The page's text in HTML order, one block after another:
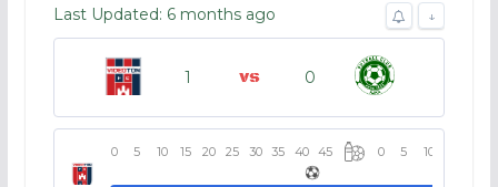
Last Updated: 6 months ago ↓
1 0
0 5 10 15 20 25 30 35 40 45 0 5 10